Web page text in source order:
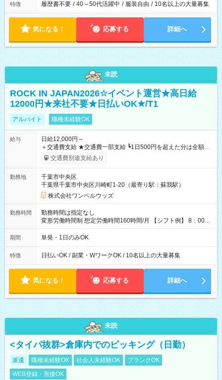
特徴 履歴書不要 / 40～50代活躍中 / 服装自由 / 10名以上の大量募集
気になる！ 応募する 詳細へ
未読
ROCK IN JAPAN2026☆イベント運営★高日給
12000円★来社不要★日払いOK★/T1
アルバイト 職種未経験OK
給与
日給12,000円～
＋交通費支給 ★交通費一部支給 ┗1日500円を超えた分は全額支
給！ ※往復500円以内の方は自己負担となります ★日払いOK！
（規定あり） ┗働いたその日に現金GET♪ お仕事後はコンビニ
なし
交通費別途支給あり
勤務地
千葉市中央区
千葉県千葉市中央区川崎町1-20（最寄り駅：蘇我駅）
株式会社ワンベルウッズ
勤務時間
勤務時間は指定なし
変形労働時間制 想定労働時間160時間/月 【シフト例】 8：00～
17：00 9：00～19：00 10：00～20：00 10：30～19：30
期間 単発・1日のみOK
特徴 日払いOK / 副業・WワークOK / 10名以上の大量募集
気になる！ 応募する 詳細へ
未読
<タイパ抜群>倉庫内でのピッキング（日勤）
派遣 職種未経験OK 社会人未経験OK
ブランクOK
WEB登録・面接OK